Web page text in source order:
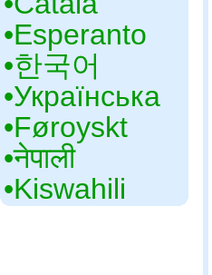
•‎Esperanto
•‎한국어
•‎Українська
•‎Føroyskt
•‎नेपाली
•‎Kiswahili